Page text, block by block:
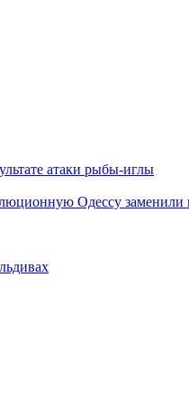
атаки рыбы-иглы
Одессу заменили